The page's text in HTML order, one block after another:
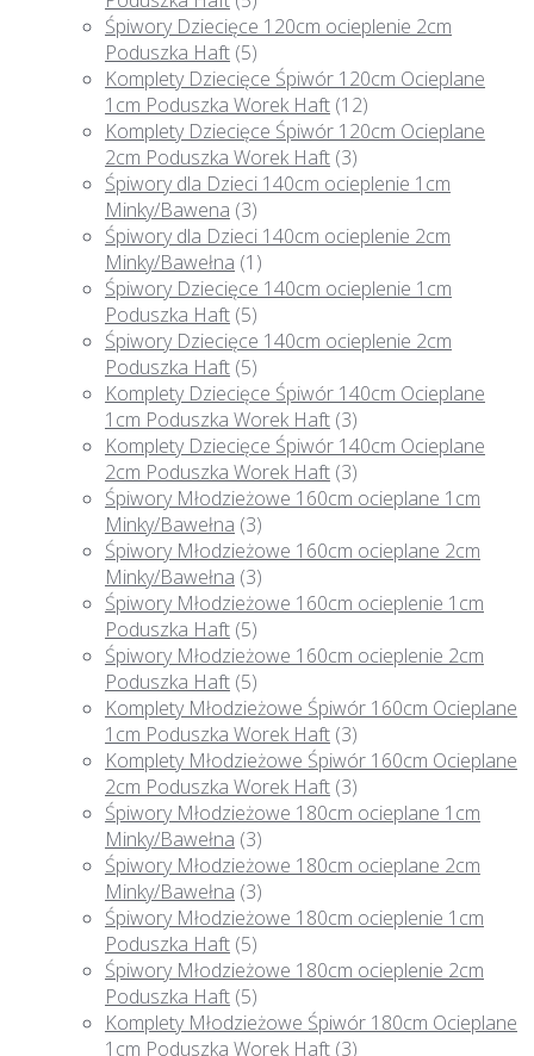
Śpiwory Dziecięce 120cm ocieplenie 2cm
Poduszka Haft (5)
Komplety Dziecięce Śpiwór 120cm Ocieplane
1cm Poduszka Worek Haft (12)
Komplety Dziecięce Śpiwór 120cm Ocieplane
2cm Poduszka Worek Haft (3)
Śpiwory dla Dzieci 140cm ocieplenie 1cm
Minky/Bawena (3)
Śpiwory dla Dzieci 140cm ocieplenie 2cm
Minky/Bawełna (1)
Śpiwory Dziecięce 140cm ocieplenie 1cm
Poduszka Haft (5)
Śpiwory Dziecięce 140cm ocieplenie 2cm
Poduszka Haft (5)
Komplety Dziecięce Śpiwór 140cm Ocieplane
1cm Poduszka Worek Haft (3)
Komplety Dziecięce Śpiwór 140cm Ocieplane
2cm Poduszka Worek Haft (3)
Śpiwory Młodzieżowe 160cm ocieplane 1cm
Minky/Bawełna (3)
Śpiwory Młodzieżowe 160cm ocieplane 2cm
Minky/Bawełna (3)
Śpiwory Młodzieżowe 160cm ocieplenie 1cm
Poduszka Haft (5)
Śpiwory Młodzieżowe 160cm ocieplenie 2cm
Poduszka Haft (5)
Komplety Młodzieżowe Śpiwór 160cm Ocieplane
1cm Poduszka Worek Haft (3)
Komplety Młodzieżowe Śpiwór 160cm Ocieplane
2cm Poduszka Worek Haft (3)
Śpiwory Młodzieżowe 180cm ocieplane 1cm
Minky/Bawełna (3)
Śpiwory Młodzieżowe 180cm ocieplane 2cm
Minky/Bawełna (3)
Śpiwory Młodzieżowe 180cm ocieplenie 1cm
Poduszka Haft (5)
Śpiwory Młodzieżowe 180cm ocieplenie 2cm
Poduszka Haft (5)
Komplety Młodzieżowe Śpiwór 180cm Ocieplane
1cm Poduszka Worek Haft (3)